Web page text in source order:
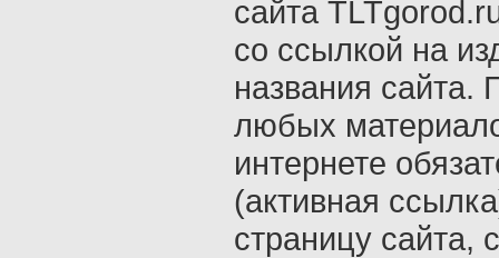
сайта
со ссылкой на
названия сайта.
любых
интернете
(активная
страницу сайта,